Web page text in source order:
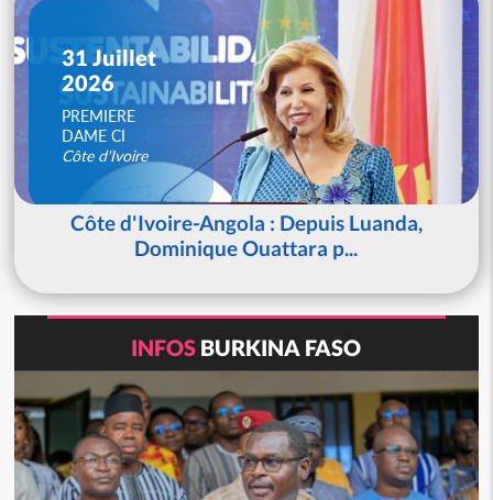
31 Juillet
2026
PREMIERE
DAME CI
Côte d'Ivoire
Côte d'Ivoire-Angola : Depuis Luanda,
Dominique Ouattara p...
INFOS BURKINA FASO